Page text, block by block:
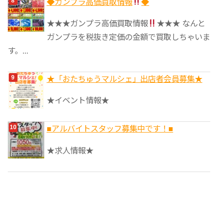
◆ガンプラ高価買取情報 ◆
★★★ガンプラ高価買取情報
★★★ なんと
ガンプラを税抜き定価の金額で買取しちゃいま
す。...
★「おたちゅうマルシェ」出店者会員募集★
★イベント情報★
■アルバイトスタッフ募集中です！■
★求人情報★